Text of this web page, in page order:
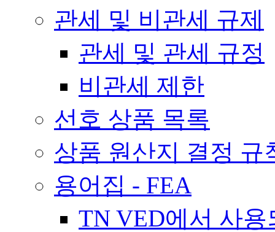
관세 및 비관세 규제
관세 및 관세 규정
비관세 제한
선호 상품 목록
상품 원산지 결정 규
용어집 - FEA
TN VED에서 사용